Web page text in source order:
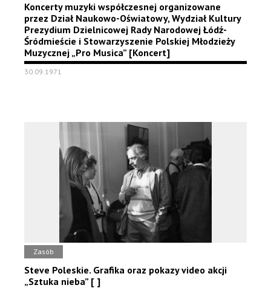
Koncerty muzyki współczesnej organizowane
przez Dział Naukowo-Oświatowy, Wydział Kultury
Prezydium Dzielnicowej Rady Narodowej Łódź-
Śródmieście i Stowarzyszenie Polskiej Młodzieży
Muzycznej „Pro Musica” [Koncert]
30.09.1971
Zasób
Steve Poleskie. Grafika oraz pokazy video akcji
„Sztuka nieba” [ ]